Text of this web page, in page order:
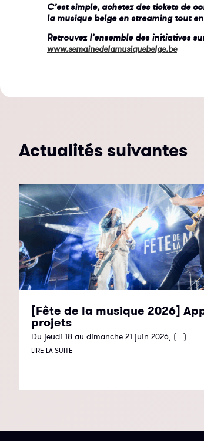
C’est simple, achetez des tickets de
la musique belge en streaming tout
Retrouvez l’ensemble des initiatives
www.semainedelamusiquebelge.be
Actualités suivantes
[Fête de la musique 2026]
projets
Du jeudi 18 au dimanche 21 juin 2026, (...)
LIRE LA SUITE